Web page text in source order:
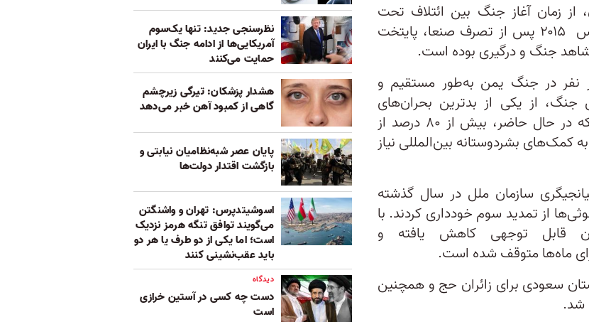
از زمان آغاز جنگ بین ائتلاف تحت
رهبری عربستان سعودی و حوثی‌ها در مارس ۲۰۱۵ پس از تصرف صنعا، پایتخت
جنگ و درگیری بوده است.
نفر در جنگ یمن به‌طور مستقیم و
از یکی از بدترین بحران‌های
بشردوستانه جهان رنج می‌برد، به‌ گونه‌ای که در حال حاضر، بیش از ۸۰ درصد از
کشور به کمک‌های بشردوستانه بین‌المللی نیاز
سازمان ملل در سال گذشته
از تمدید سوم خودداری کردند. با
قابل توجهی کاهش یافته و
ماه‌ها متوقف شده است.
سعودی برای زائران حج و همچنین
شد.
نظرسنجی جدید: تنها یک‌سوم
آمریکایی‌ها از ادامه جنگ با ایران
حمایت می‌کنند
هشدار پزشکان: تیرگی زیرچشم
گاهی از کمبود آهن خبر می‌دهد
پایان عصر شبه‌نظامیان نیابتی و
بازگشت اقتدار دولت‌ها
اسوشیتدپرس: تهران و واشنگتن
می‌گویند توافق تنگه هرمز نزدیک
است؛ اما یکی از دو طرف یا هر دو
باید عقب‌نشینی کنند
دیدگاه
دست چه کسی در آستین خرازی
است